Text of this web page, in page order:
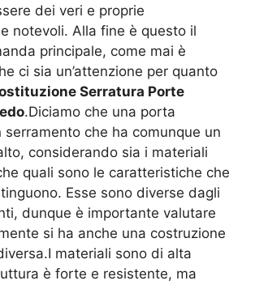
dei veri e proprie
notevoli. Alla fine è questo il
principale, come mai è
ci sia un’attenzione per quanto
Serratura Porte
.Diciamo che una porta
che ha comunque un
considerando sia i materiali
quali sono le caratteristiche che
Esse sono diverse dagli
dunque è importante valutare
si ha anche una costruzione
materiali sono di alta
è forte e resistente, ma